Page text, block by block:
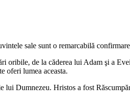
sale sunt o remarcabilă
oribile, de la căderea lui Adam şi a
oferi lumea aceasta.
Dumnezeu. Hristos a fost